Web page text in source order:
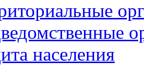
населения